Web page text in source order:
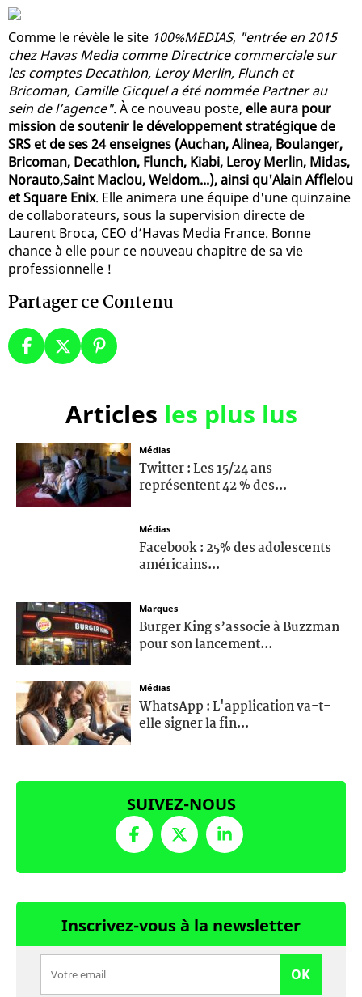
Comme le révèle le site 100%MEDIAS, "entrée en 2015
chez Havas Media comme Directrice commerciale sur
les comptes Decathlon, Leroy Merlin, Flunch et
Bricoman, Camille Gicquel a été nommée Partner au
sein de l’agence". À ce nouveau poste, elle aura pour
mission de soutenir le développement stratégique de
SRS et de ses 24 enseignes (Auchan, Alinea, Boulanger,
Bricoman, Decathlon, Flunch, Kiabi, Leroy Merlin, Midas,
Norauto,Saint Maclou, Weldom...), ainsi qu'Alain Afflelou
et Square Enix. Elle animera une équipe d'une quinzaine
de collaborateurs, sous la supervision directe de
Laurent Broca, CEO d’Havas Media France. Bonne
chance à elle pour ce nouveau chapitre de sa vie
professionnelle !
Partager ce Contenu
Articles les plus lus
Médias
Twitter : Les 15/24 ans
représentent 42 % des...
Médias
Facebook : 25% des adolescents
américains...
Marques
Burger King s’associe à Buzzman
pour son lancement...
Médias
WhatsApp : L'application va-t-
elle signer la fin...
SUIVEZ-NOUS
Inscrivez-vous à la newsletter
OK